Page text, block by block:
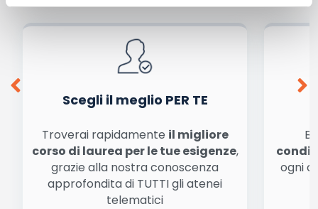
dallainformativa privacy. Pubblicando questo commento dai il consenso affinché un
Ho letto e acconsento l'
Acconsento all'uso dei miei dati da parte di terzi per
finalità di marketing diretto con modalità
conferma e pubblica
Scegli il meglio PER TE
Troverai rapidamente il migliore
corso di laurea per le tue esigenze,
grazie alla nostra conoscenza
approfondita di TUTTI gli atenei
telematici
ogni